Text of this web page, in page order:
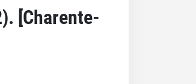
[Charente-